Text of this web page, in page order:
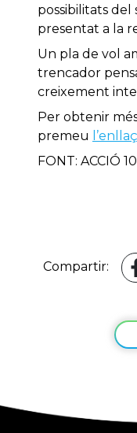
possibilitats
presentat a la
Un pla de vol
trencador
creixement
Per obtenir
premeu
FONT: ACCIÓ 10
Compartir: